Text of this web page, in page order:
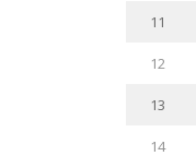
11
12
13
14